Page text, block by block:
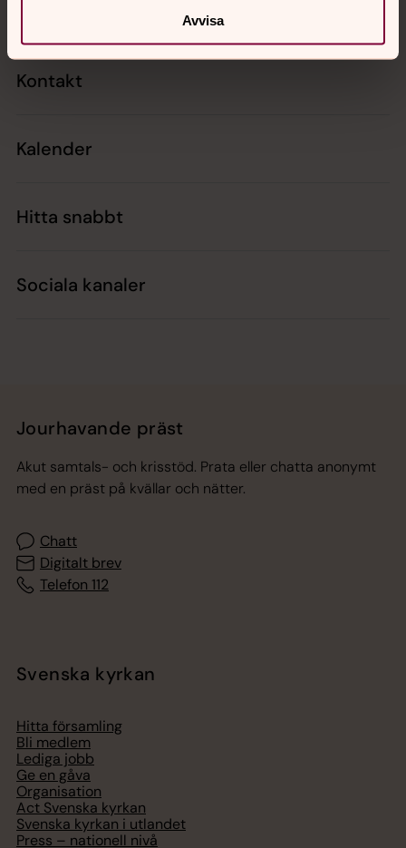
Avvisa
Kontakt
Kalender
Hitta snabbt
Sociala kanaler
Jourhavande präst
Akut samtals- och krisstöd. Prata eller chatta anonymt
med en präst på kvällar och nätter.
Chatt
Digitalt brev
Telefon 112
Svenska kyrkan
Hitta församling
Bli medlem
Lediga jobb
Ge en gåva
Organisation
Act Svenska kyrkan
Svenska kyrkan i utlandet
Press – nationell nivå